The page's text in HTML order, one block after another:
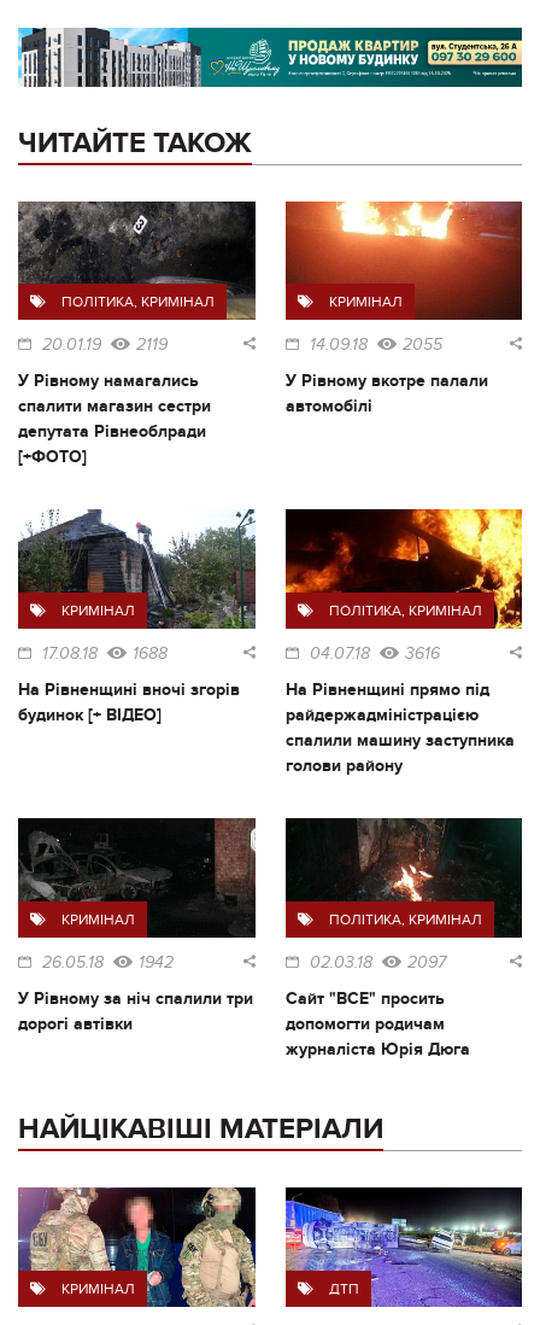
ЧИТАЙТЕ ТАКОЖ
ПОЛІТИКА, КРИМІНАЛ
20.01.19 2119
У Рівному намагались
спалити магазин сестри
депутата Рівнеоблради
[+ФОТО]
КРИМІНАЛ
14.09.18 2055
У Рівному вкотре палали
автомобілі
КРИМІНАЛ
17.08.18 1688
На Рівненщині вночі згорів
будинок [+ ВІДЕО]
ПОЛІТИКА, КРИМІНАЛ
04.07.18 3616
На Рівненщині прямо під
райдержадміністрацією
спалили машину заступника
голови району
КРИМІНАЛ
26.05.18 1942
У Рівному за ніч спалили три
дорогі автівки
ПОЛІТИКА, КРИМІНАЛ
02.03.18 2097
Сайт "ВСЕ" просить
допомогти родичам
журналіста Юрія Дюга
НАЙЦІКАВІШІ МАТЕРІАЛИ
КРИМІНАЛ ДТП